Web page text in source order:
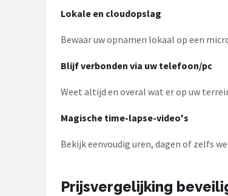
Lokale en cloudopslag
Bewaar uw opnamen lokaal op een
Blijf verbonden via uw telefoon/pc
Weet altijd en overal wat er op uw
Magische time-lapse-video's
Bekijk eenvoudig uren, dagen of zelfs
Prijsvergelijking